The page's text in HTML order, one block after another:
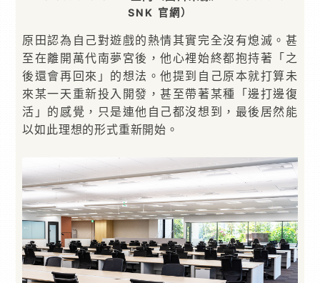
SNK 官網）
原田認為自己對遊戲的熱情其實完全沒有熄滅。甚
至在離開萬代南夢宮後，他心裡始終都抱持著「之
後還會再回來」的想法。他提到自己原本就打算未
來某一天重新投入開發，甚至帶著某種「邊打邊復
活」的感覺，只是連他自己都沒想到，最後居然能
以如此理想的形式重新開始。